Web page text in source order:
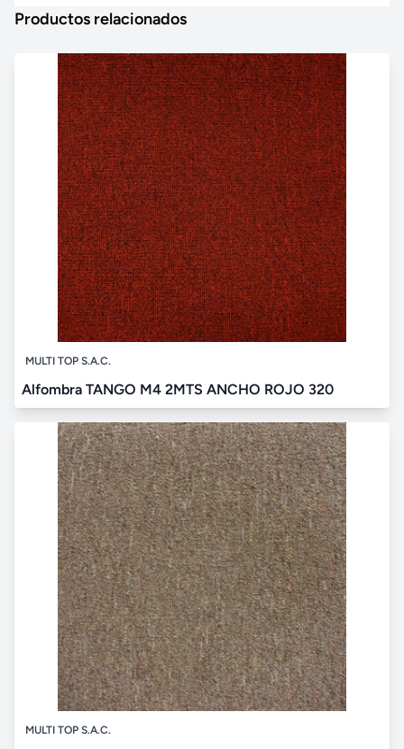
Productos relacionados
MULTI TOP S.A.C.
Alfombra TANGO M4 2MTS ANCHO ROJO 320
MULTI TOP S.A.C.